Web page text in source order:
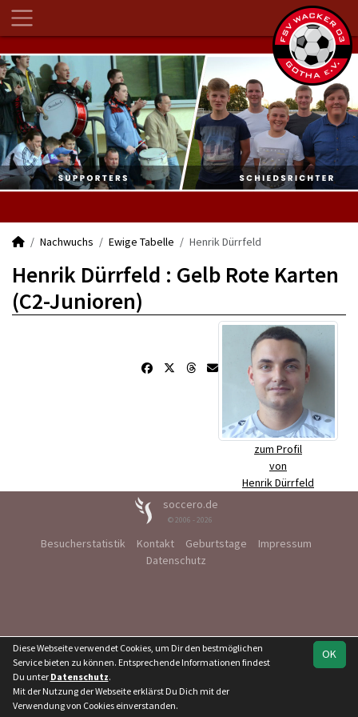
Nachwuchs Ewige Tabelle Henrik Dürrfeld
Henrik Dürrfeld : Gelb Rote Karten
(C2-Junioren)
zum Profil
von
Henrik Dürrfeld
soccero.de
© 2006 - 2026
Besucherstatistik Kontakt Geburtstage
Impressum
Datenschutz
OK
Diese Webseite verwendet Cookies, um Dir den bestmöglichen
Service bieten zu können. Entsprechende Informationen findest
Du unter Datenschutz.
Mit der Nutzung der Webseite erklärst Du Dich mit der
Verwendung von Cookies einverstanden.